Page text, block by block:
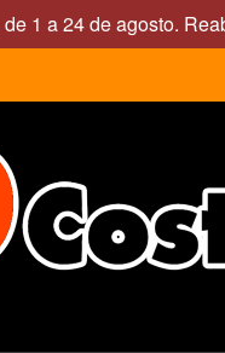
1 a 24 de agosto.